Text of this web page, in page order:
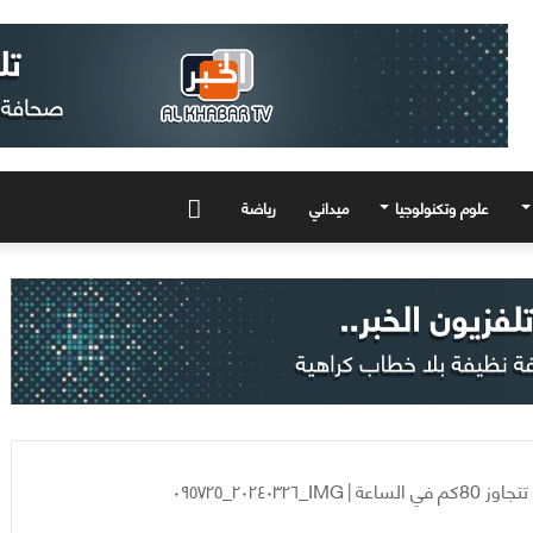
علوم وتكنولوجيا ميداني رياضة
|IMG_٢٠٢٤٠٣٢٦_٠٩٥٧٢٥